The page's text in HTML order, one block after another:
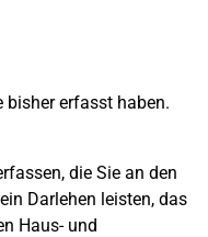
bisher erfasst haben.
die Sie an den
Darlehen leisten, das
Haus- und